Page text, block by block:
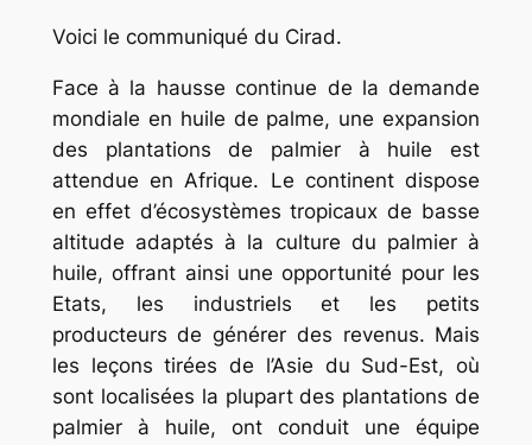
Voici le communiqué du Cirad.
Face à la hausse continue de la demande
mondiale en huile de palme, une expansion
des plantations de palmier à huile est
attendue en Afrique. Le continent dispose
en effet d’écosystèmes tropicaux de basse
altitude adaptés à la culture du palmier à
huile, offrant ainsi une opportunité pour les
Etats, les industriels et les petits
producteurs de générer des revenus. Mais
les leçons tirées de l’Asie du Sud-Est, où
sont localisées la plupart des plantations de
palmier à huile, ont conduit une équipe